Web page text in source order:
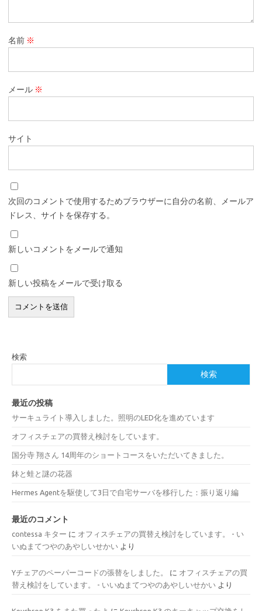
名前 ※
メール ※
サイト
次回のコメントで使用するためブラウザーに自分の名前、メールア
ドレス、サイトを保存する。
新しいコメントをメールで通知
新しい投稿をメールで受け取る
検索
検索
最近の投稿
サーキュライト導入しました。照明のLED化を進めています
オフィスチェアの買替え検討をしています。
国分寺 翔さん 14周年のショートコースをいただいてきました。
鉢と蛙と謎の花器
Hermes Agentを駆使して3日で自宅サーバを移行した：振り返り編
最近のコメント
contessa キター に オフィスチェアの買替え検討をしています。 - い
いぬまてつやのあやしいせかい より
Yチェアのペーパーコードの張替をしました。 に オフィスチェアの買
替え検討をしています。 - いいぬまてつやのあやしいせかい より